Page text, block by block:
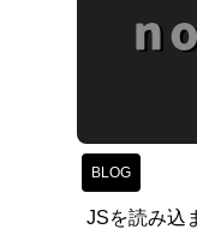
BLOG
JSを読み込